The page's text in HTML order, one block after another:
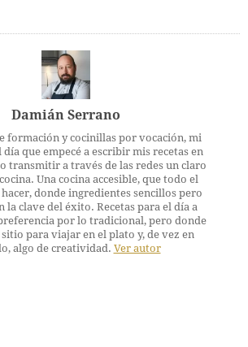
Damián Serrano
formación y cocinillas por vocación, mi
que empecé a escribir mis recetas en
transmitir a través de las redes un claro
Una cocina accesible, que todo el
donde ingredientes sencillos pero
la clave del éxito. Recetas para el día a
por lo tradicional, pero donde
para viajar en el plato y, de vez en
algo de creatividad. Ver autor